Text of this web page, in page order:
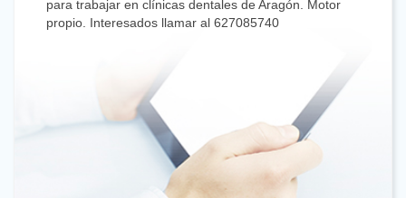
para trabajar en clínicas dentales de Aragón. Motor
propio. Interesados llamar al 627085740
general para media jornada o días a convenir si
fuera posible. Se valorará las ganas de formar
parte del equipo y estar en continua formación.
Interesados/as contactar al 636 62 35 24
Clínica Dental a diez kilómetros de Zaragoza
necesita Odontólogo general para colaboración